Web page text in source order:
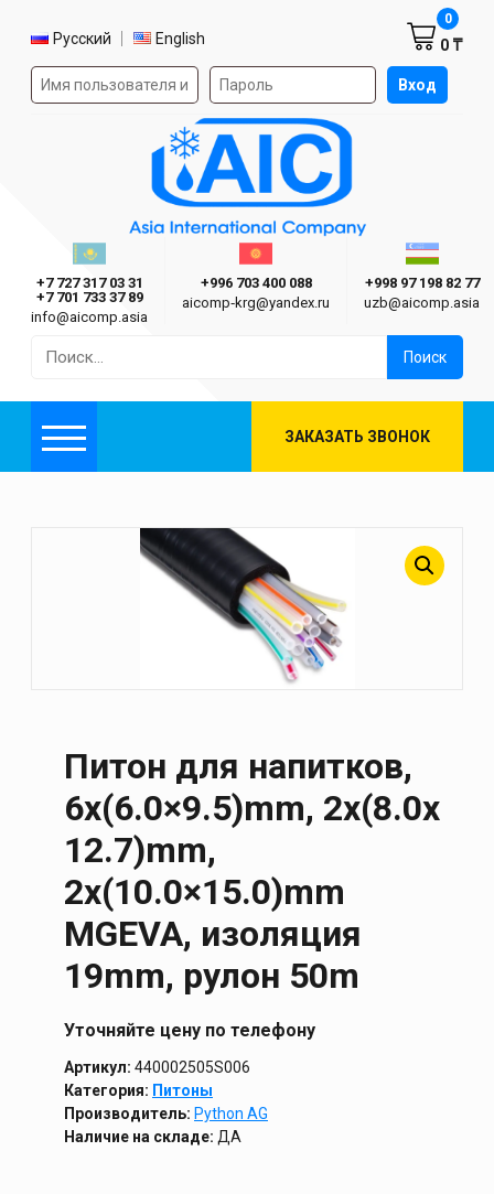
Выбор языка
Русский English
Форма авторизации на сайте Вход
0 ₸
0
Asia International Company
Казахстан г. Алматы
+7 727 317 03 31
+7 701 733 37 89
info@aicomp.asia
Киргизия г. Бишкек
+996 703 400 088
aicomp‑krg@yandex.ru
+998 97 198 82 77
uzb@aicomp.asia
Меню ЗАКАЗАТЬ ЗВОНОК
Питон для напитков,
6x(6.0×9.5)mm, 2x(8.0x
12.7)mm,
2x(10.0×15.0)mm
MGEVA, изоляция
19mm, рулон 50m
Уточняйте цену по телефону
Артикул: 440002505S006
Категория: Питоны
Производитель: Python AG
Наличие на складе: ДА